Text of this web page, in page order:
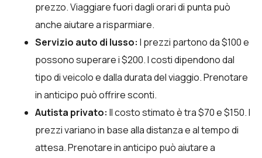
prezzo. Viaggiare fuori dagli orari di punta può
anche aiutare a risparmiare.
Servizio auto di lusso: I prezzi partono da $100 e
possono superare i $200. I costi dipendono dal
tipo di veicolo e dalla durata del viaggio. Prenotare
in anticipo può offrire sconti.
Autista privato: Il costo stimato è tra $70 e $150. I
prezzi variano in base alla distanza e al tempo di
attesa. Prenotare in anticipo può aiutare a